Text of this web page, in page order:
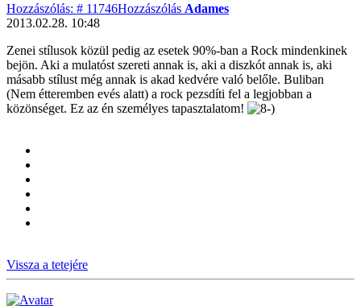
Hozzászólás: # 11746Hozzászólás Adames
2013.02.28. 10:48
Zenei stílusok közül pedig az esetek 90%-ban a Rock mindenkinek
bejön. Aki a mulatóst szereti annak is, aki a diszkót annak is, aki
másabb stílust még annak is akad kedvére való belőle. Buliban
(Nem étteremben evés alatt) a rock pezsdíti fel a legjobban a
közönséget. Ez az én személyes tapasztalatom!
Vissza a tetejére